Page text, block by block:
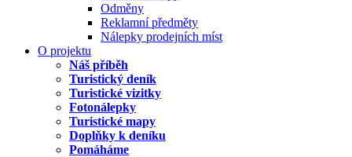
Odměny
Reklamní předměty
Nálepky prodejních míst
O projektu
Náš příběh
Turistický deník
Turistické vizitky
Fotonálepky
Turistické mapy
Doplňky k deníku
Pomáháme